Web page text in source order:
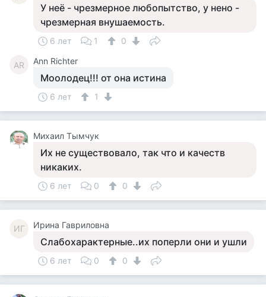
У неё - чрезмерное любопытство, у нено -
чрезмерная внушаемость.
6 лет 1 0
AR Ann Richter
Моолодец!!! от она истина
6 лет 1
Михаил Тымчук
Их не существовало, так что и качеств
никаких.
6 лет 0 0
ИГ Ирина Гавриловна
Слабохарактерные..их поперли они и ушли
6 лет 0 0